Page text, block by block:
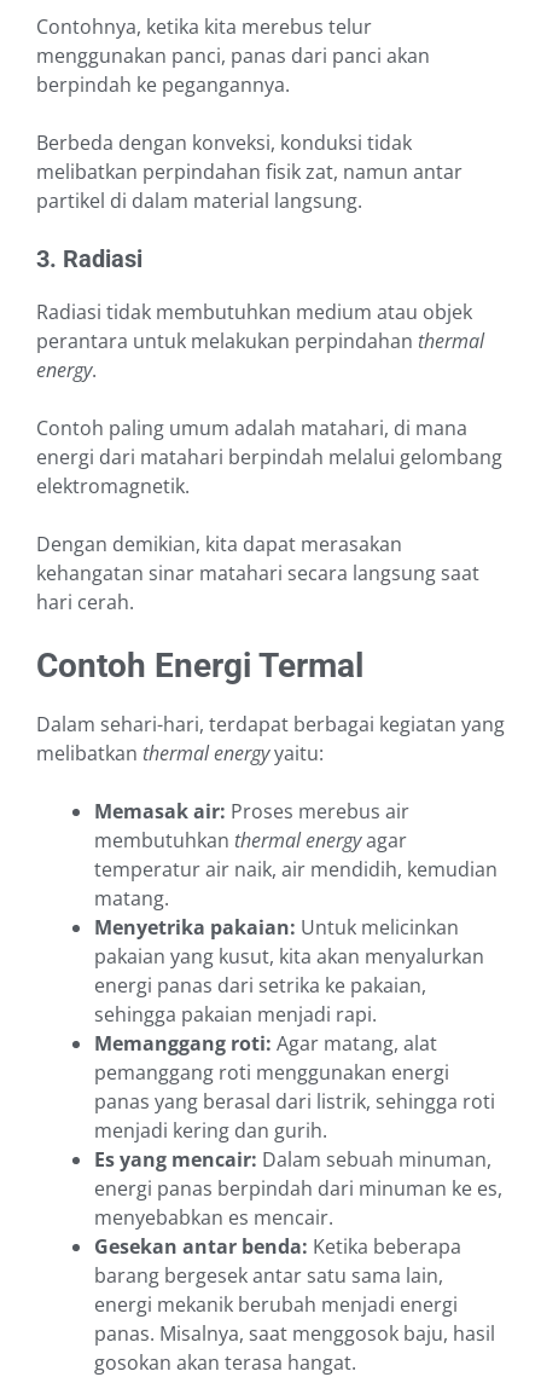
Contohnya, ketika kita merebus telur
menggunakan panci, panas dari panci akan
berpindah ke pegangannya.
Berbeda dengan konveksi, konduksi tidak
melibatkan perpindahan fisik zat, namun antar
partikel di dalam material langsung.
3. Radiasi
Radiasi tidak membutuhkan medium atau objek
perantara untuk melakukan perpindahan thermal
energy.
Contoh paling umum adalah matahari, di mana
energi dari matahari berpindah melalui gelombang
elektromagnetik.
Dengan demikian, kita dapat merasakan
kehangatan sinar matahari secara langsung saat
hari cerah.
Contoh Energi Termal
Dalam sehari-hari, terdapat berbagai kegiatan yang
melibatkan thermal energyyaitu:
Memasak air: Proses merebus air
membutuhkan thermal energyagar
temperatur air naik, air mendidih, kemudian
matang.
Menyetrika pakaian: Untuk melicinkan
pakaian yang kusut, kita akan menyalurkan
energi panas dari setrika ke pakaian,
sehingga pakaian menjadi rapi.
Memanggang roti: Agar matang, alat
pemanggang roti menggunakan energi
panas yang berasal dari listrik, sehingga roti
menjadi kering dan gurih.
Es yang mencair: Dalam sebuah minuman,
energi panas berpindah dari minuman ke es,
menyebabkan es mencair.
Gesekan antar benda: Ketika beberapa
barang bergesek antar satu sama lain,
energi mekanik berubah menjadi energi
panas. Misalnya, saat menggosok baju, hasil
gosokan akan terasa hangat.